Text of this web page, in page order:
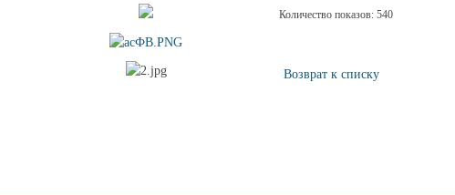
Количество показов: 540
Возврат к списку